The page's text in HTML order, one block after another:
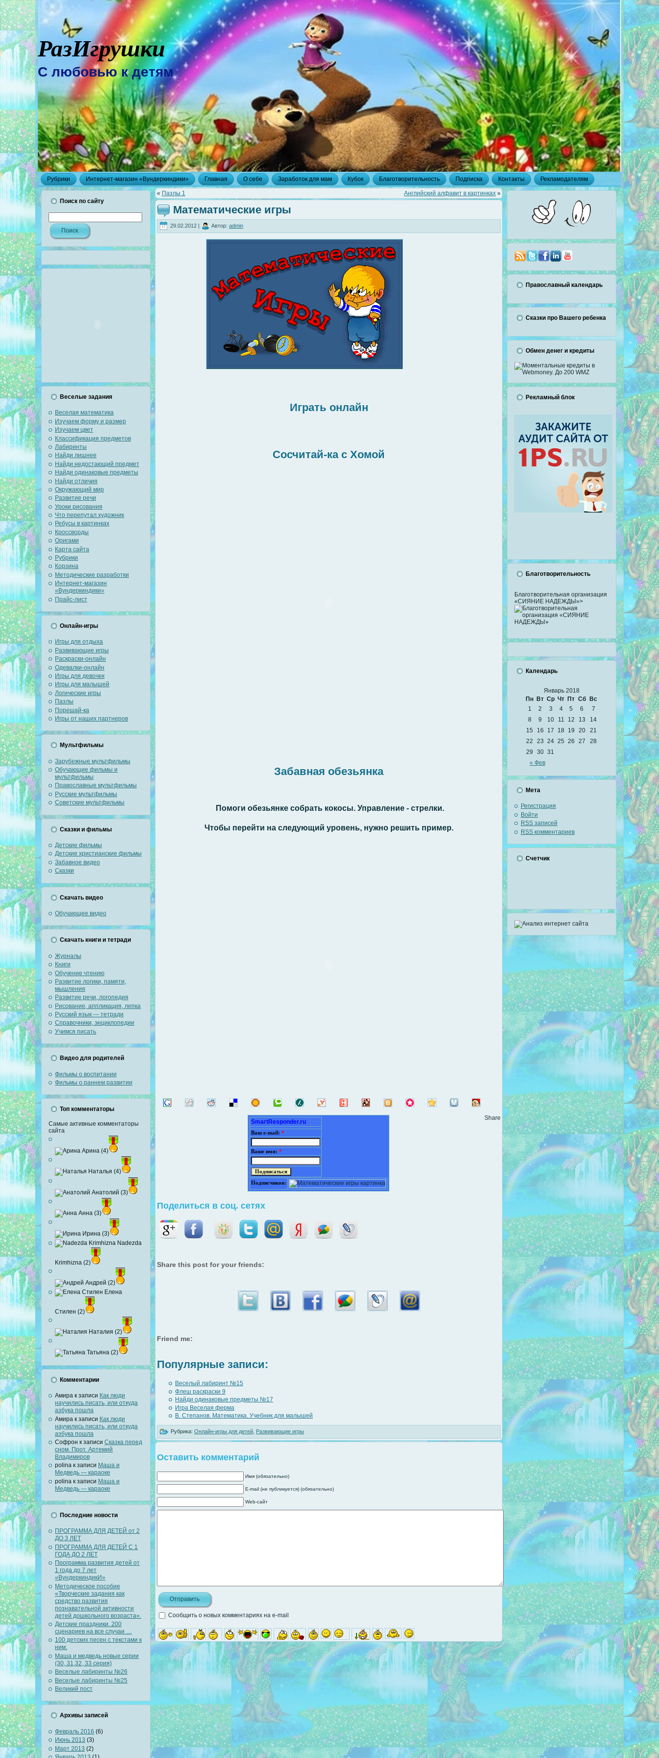
РазИгрушки
С любовью к детям
Рубрики Интернет-магазин «Вундеркиндики» Главная О себе Заработок для мам Кубок Благотворительность Подписка Контакты Рекламодателям
Поиск по сайту
Веселые задания
Веселая математика
Изучаем форму и размер
Изучаем цвет
Классификация предметов
Лабиринты
Найди лишнее
Найди недостающий предмет
Найди одинаковые предметы
Найди отличия
Окружающий мир
Развитие речи
Уроки рисования
Что перепутал художник
Ребусы в картинках
Кроссворды
Оригами
Карта сайта
Рубрики
Корзина
Методические разработки
Интернет-магазин
«Вундеркиндики»
Прайс-лист
Онлайн-игры
Игры для отдыха
Развивающие игры
Раскраски-онлайн
Одевалки-онлайн
Игры для девочек
Игры для малышей
Логические игры
Пазлы
Порешай-ка
Игры от наших партнеров
Мультфильмы
Зарубежные мультфильмы
Обучающие фильмы и
мультфильмы
Православные мультфильмы
Русские мультфильмы
Советские мультфильмы
Сказки и фильмы
Детские фильмы
Детские христианские фильмы
Забавное видео
Сказки
Скачать видео
Обучающее видео
Скачать книги и тетради
Журналы
Книги
Обучение чтению
Развитие логики, памяти,
мышления
Развитие речи, логопедия
Рисование, аппликация, лепка
Русский язык — тетради
Справочники, энциклопедии
Учимся писать
Видео для родителей
Фильмы о воспитании
Фильмы о раннем развитии
Топ комментаторы
Самые активные комментаторы
сайта
Арина (4)
Наталья (4)
Анатолий (3)
Анна (3)
Ирина (3)
Nadezda
Krimhizna (2)
Андрей (2)
Елена
Стилен (2)
Наталия (2)
Татьяна (2)
Комментарии
Амира к записи Как люди
научились писать, или откуда
азбука пошла
Амира к записи Как люди
научились писать, или откуда
азбука пошла
Софрон к записи Сказка перед
сном. Прот. Артемий
Владимиров
polina к записи Маша и
Медведь — караоке
polina к записи Маша и
Медведь — караоке
Последние новости
ПРОГРАММА ДЛЯ ДЕТЕЙ от 2
ДО 3 ЛЕТ
ПРОГРАММА ДЛЯ ДЕТЕЙ С 1
ГОДА ДО 2 ЛЕТ
Программа развития детей от
1 года до 7 лет
«ВундеркиндикИ»
Методическое пособие
«Творческие задания как
средство развития
познавательной активности
детей дошкольного возраста».
Детские праздники. 200
сценариев на все случаи …
100 детских песен с текстами к
ним.
Маша и медведь новые серии
(30, 31,32, 33 серия)
Веселые лабиринты №26
Веселые лабиринты №25
Великий пост
Архивы записей
Февраль 2016 (6)
Июнь 2013 (3)
Март 2013 (2)
« Пазлы 1 Английский алфавит в картинках »
Математические игры
29.02.2012 | Автор: admin
Играть онлайн
Сосчитай-ка с Хомой
Забавная обезьянка
Помоги обезьянке собрать кокосы. Управление - стрелки.
Чтобы перейти на следующий уровень, нужно решить пример.
Share
SmartResponder.ru
Ваш e-mail: *
Ваше имя: *
Подписчиков:
Поделиться в соц. сетях
Share this post for your friends:
Friend me:
Популярные записи:
Веселый лабиринт №15
Флеш раскраски 9
Найди одинаковые предметы №17
Игра Веселая ферма
В. Степанов. Математика. Учебник для малышей
Рубрика: Онлайн-игры для детей Развивающие игры
Оставить комментарий
Имя (обязательно)
E-mail (не публикуется) (обязательно)
Web-сайт
Сообщить о новых комментариях на e-mail
Православный календарь
Сказки про Вашего ребенка
Обмен денег и кредиты
Рекламный блок
Благотворительность
Благотворительная организация
«СИЯНИЕ НАДЕЖДЫ»>
Календарь
Январь 2018
Пн Вт Ср Чт Пт Сб Вс
« Фев
1 2 3 4 5 6
7
8
9 10 11 12 13
14
15
16 17 18 19 20
21
22
23 24 25 26 27
28
29
30 31
Мета
Регистрация
Войти
RSS записей
RSS комментариев
Счетчик